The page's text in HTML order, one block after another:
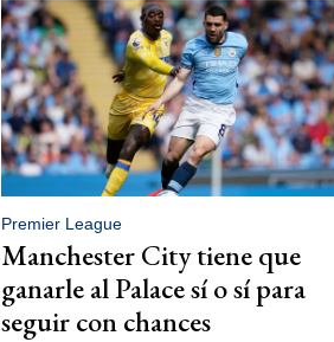
Premier League
Manchester City tiene que
ganarle al Palace sí o sí para
seguir con chances